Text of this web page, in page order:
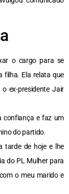
o cargo para se
filha. Ela relata que
ex-presidente Jair
confiança e faz um
do partido.
tarde de hoje e lhe
do PL Mulher para
o meu marido e